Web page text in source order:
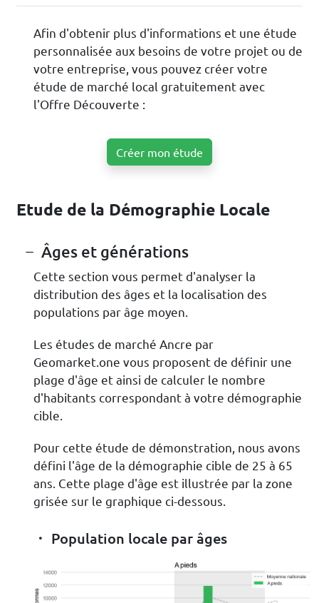
Afin d'obtenir plus d'informations et une étude
personnalisée aux besoins de votre projet ou de
votre entreprise, vous pouvez créer votre
étude de marché local gratuitement avec
l'Offre Découverte :
Créer mon étude
Etude de la Démographie Locale
Âges et générations
Cette section vous permet d'analyser la
distribution des âges et la localisation des
populations par âge moyen.
Les études de marché Ancre par
Geomarket.one vous proposent de définir une
plage d'âge et ainsi de calculer le nombre
d'habitants correspondant à votre démographie
cible.
Pour cette étude de démonstration, nous avons
défini l'âge de la démographie cible de 25 à 65
ans. Cette plage d'âge est illustrée par la zone
grisée sur le graphique ci-dessous.
Population locale par âges